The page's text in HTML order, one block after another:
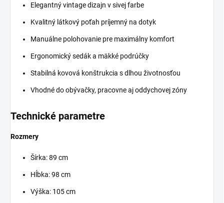
Elegantný vintage dizajn v sivej farbe
Kvalitný látkový poťah príjemný na dotyk
Manuálne polohovanie pre maximálny komfort
Ergonomický sedák a mäkké podrúčky
Stabilná kovová konštrukcia s dlhou životnosťou
Vhodné do obývačky, pracovne aj oddychovej zóny
Technické parametre
Rozmery
Šírka: 89 cm
Hĺbka: 98 cm
Výška: 105 cm